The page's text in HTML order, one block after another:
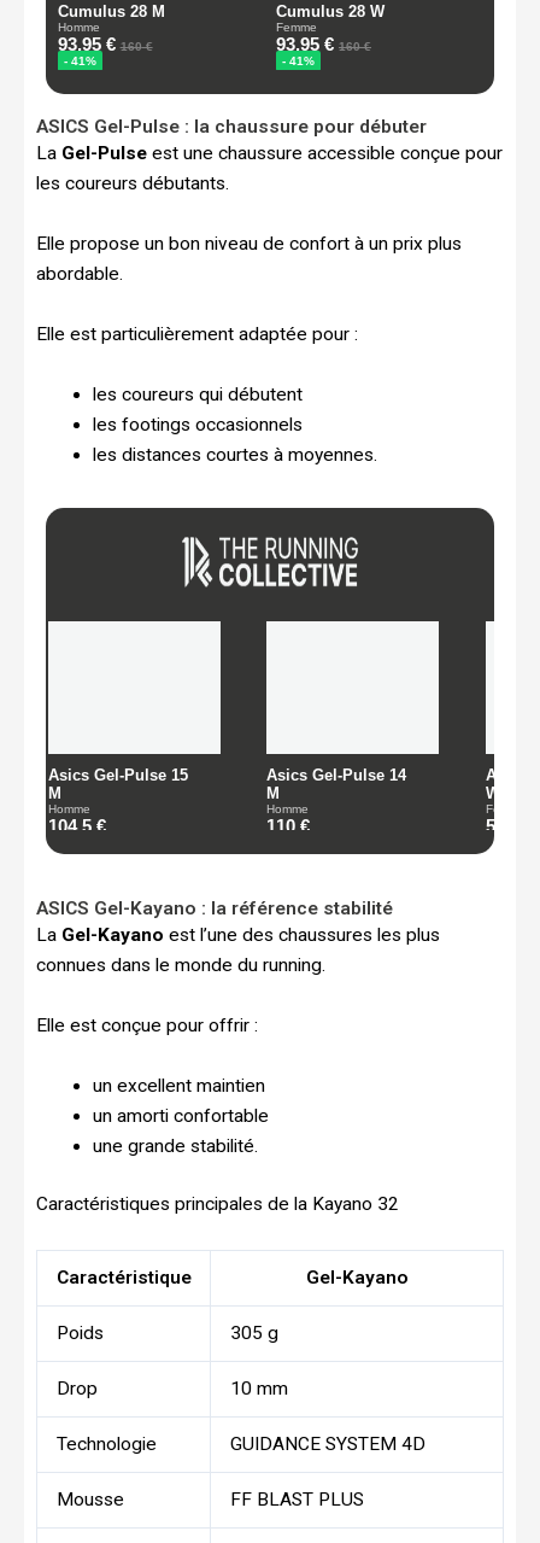
ASICS Gel-Pulse : la chaussure pour débuter
La Gel-Pulse est une chaussure accessible conçue pour
les coureurs débutants.
Elle propose un bon niveau de confort à un prix plus
abordable.
Elle est particulièrement adaptée pour :
les coureurs qui débutent
les footings occasionnels
les distances courtes à moyennes.
ASICS Gel-Kayano : la référence stabilité
La Gel-Kayano est l’une des chaussures les plus
connues dans le monde du running.
Elle est conçue pour offrir :
un excellent maintien
un amorti confortable
une grande stabilité.
Caractéristiques principales de la Kayano 32
Caractéristique Gel-Kayano
Poids 305 g
Drop 10 mm
Technologie GUIDANCE SYSTEM 4D
Mousse FF BLAST PLUS